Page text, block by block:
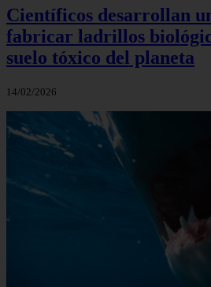
Científicos desarrollan
fabricar ladrillos
suelo tóxico del planeta
14/02/2026